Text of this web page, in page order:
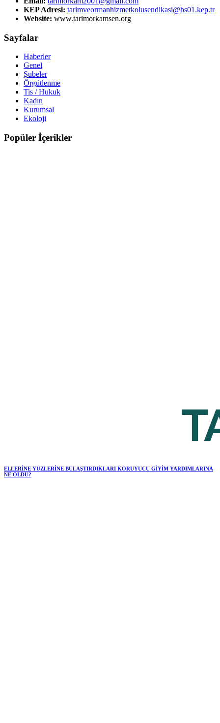
KEP Adresi: tarimveormanhizmetkolusendikasi@hs01.kep.tr
Website: www.tarimorkamsen.org
Sayfalar
Haberler
Genel
Şubeler
Örgütlenme
Tis / Hukuk
Kadın
Kurumsal
Ekoloji
Popüler İçerikler
ELLERİNE YÜZLERİNE BULAŞTIRDIKLARI KORUYUCU GİYİM YARDIMLARINA
NE OLDU?